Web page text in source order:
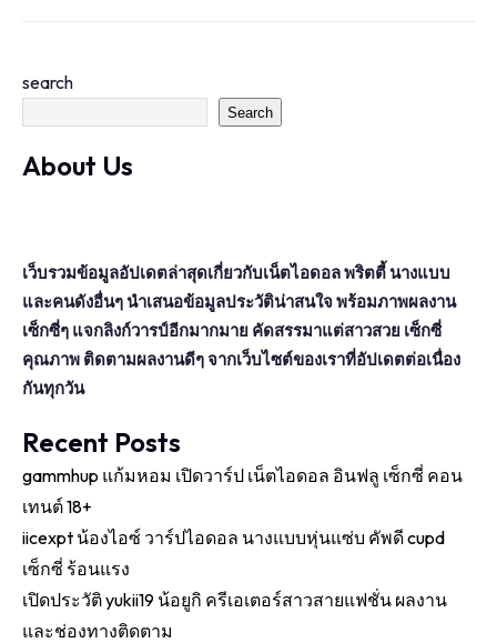
search
Search
About Us
เว็บรวมข้อมูลอัปเดตล่าสุดเกี่ยวกับเน็ตไอดอล พริตตี้ นางแบบ
และคนดังอื่นๆ นำเสนอข้อมูลประวัติน่าสนใจ พร้อมภาพผลงาน
เซ็กซี่ๆ แจกลิงก์วารป์อีกมากมาย คัดสรรมาแต่สาวสวย เซ็กซี่
คุณภาพ ติดตามผลงานดีๆ จากเว็บไซต์ของเราที่อัปเดตต่อเนื่อง
กันทุกวัน
Recent Posts
gammhup แก้มหอม เปิดวาร์ป เน็ตไอดอล อินฟลู เซ็กซี่ คอน
เทนต์ 18+
iicexpt น้องไอซ์ วาร์ปไอดอล นางแบบหุ่นแซ่บ คัพดี cupd
เซ็กซี่ ร้อนแรง
เปิดประวัติ yukii19 น้อยูกิ ครีเอเตอร์สาวสายแฟชั่น ผลงาน
และช่องทางติดตาม